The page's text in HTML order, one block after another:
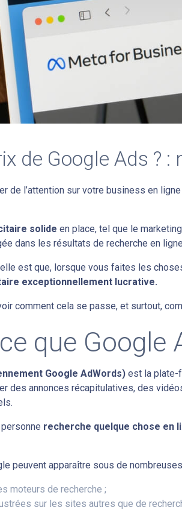
de Google Ads ?
de l’attention sur votre business en
solide en place, tel que le
dans les résultats de recherche en
est que, lorsque vous faites les
exceptionnellement lucrative.
comment cela se passe, et surtout,
que Google
Google AdWords)est la plate-
des annonces récapitulatives, des
recherche quelque chose en
peuvent apparaître sous de
moteurs de recherche ;
sur les sites autres que de